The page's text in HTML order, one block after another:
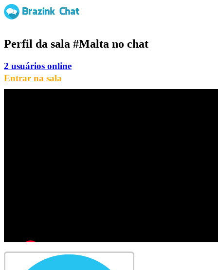
Perfil da sala #Malta no chat
2 usuários online
Entrar na sala